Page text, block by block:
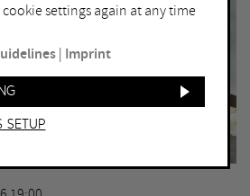
cookie settings again at any time
Imprint
setup